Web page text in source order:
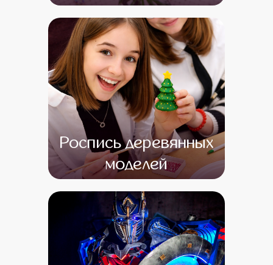
от 14 500 от 1
Роспись деревянных
моделей
от 15 000 от 1